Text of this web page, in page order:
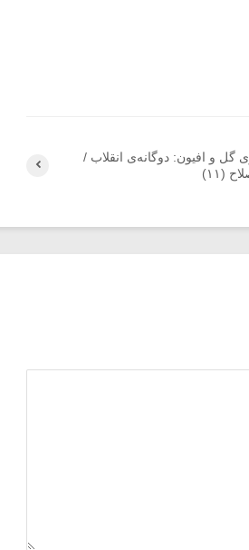
گل و افیون: دوگانه‌ی انقلاب /
(۱۱)